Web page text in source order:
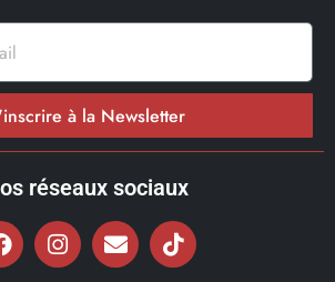
à la Newsletter
réseaux sociaux